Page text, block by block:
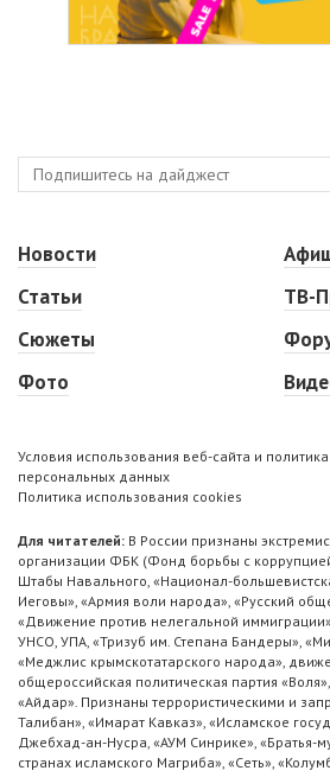
Новости
Статьи
Сюжеты
Фото
ТВ-
Условия использования веб-сайта и
персональных данных
Политика использования cookies
Для читателей: В России признаны
организации ФБК (Фонд борьбы с
Штабы Навального, «Национал-
Иеговы», «Армия воли народа», «Русский
«Движение против нелегальной
УНСО, УПА, «Тризуб им. Степана Бандеры»,
«Меджлис крымскотатарского народа»,
общероссийская политическая партия
«Айдар». Признаны террористическими и
Талибан», «Имарат Кавказ», «Исламское
Джебхад-ан-Нусра, «АУМ Синрике», «Братья-
странах исламского Магриба», «Сеть»,